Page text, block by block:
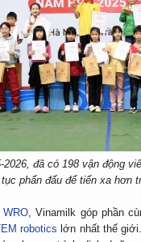
2026, đã có 198 vận động
phấn đấu để tiến xa hơn
WRO, Vinamilk góp phần
robotics lớn nhất thế